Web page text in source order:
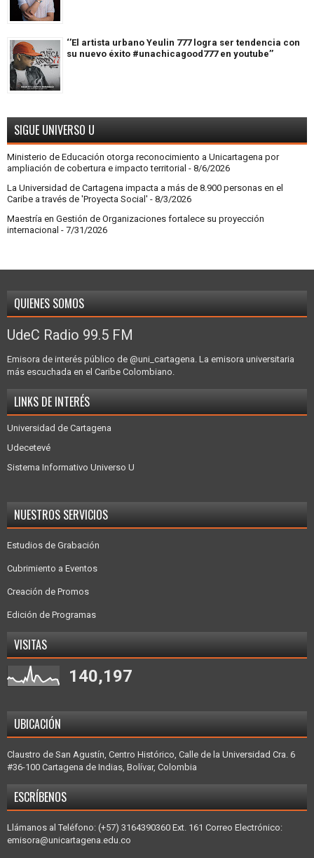
‘’El artista urbano Yeulin 777 logra ser tendencia con
su nuevo éxito #unachicagood777 en youtube’’
SIGUE UNIVERSO U
Ministerio de Educación otorga reconocimiento a Unicartagena por
ampliación de cobertura e impacto territorial - 8/6/2026
La Universidad de Cartagena impacta a más de 8.900 personas en el
Caribe a través de 'Proyecta Social' - 8/3/2026
Maestría en Gestión de Organizaciones fortalece su proyección
internacional - 7/31/2026
QUIENES SOMOS
UdeC Radio 99.5 FM
Emisora de interés público de @uni_cartagena. La emisora universitaria
más escuchada en el Caribe Colombiano.
LINKS DE INTERÉS
Universidad de Cartagena
Udecetevé
Sistema Informativo Universo U
NUESTROS SERVICIOS
Estudios de Grabación
Cubrimiento a Eventos
Creación de Promos
Edición de Programas
VISITAS
140,197
UBICACIÓN
Claustro de San Agustín, Centro Histórico, Calle de la Universidad Cra. 6
#36-100 Cartagena de Indias, Bolívar, Colombia
ESCRÍBENOS
Llámanos al Teléfono: (+57) 3164390360 Ext. 161 Correo Electrónico:
emisora@unicartagena.edu.co